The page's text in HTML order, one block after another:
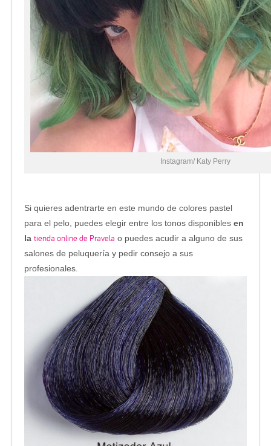
Instagram/ Katy Perry
Si quieres adentrarte en este mundo de colores pastel
para el pelo, puedes elegir entre los tonos disponibles en
la tienda online de Pravela o puedes acudir a alguno de sus
salones de peluquería y pedir consejo a sus
profesionales.